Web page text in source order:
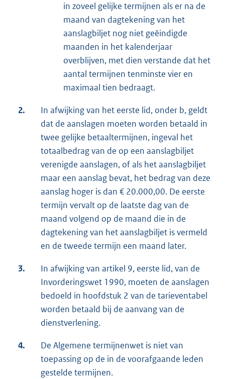
in zoveel gelijke termijnen als er na de
maand van dagtekening van het
aanslagbiljet nog niet geëindigde
maanden in het kalenderjaar
overblijven, met dien verstande dat het
aantal termijnen tenminste vier en
maximaal tien bedraagt.
2.
In afwijking van het eerste lid, onder b, geldt
dat de aanslagen moeten worden betaald in
twee gelijke betaaltermijnen, ingeval het
totaalbedrag van de op een aanslagbiljet
verenigde aanslagen, of als het aanslagbiljet
maar een aanslag bevat, het bedrag van deze
aanslag hoger is dan € 20.000,00. De eerste
termijn vervalt op de laatste dag van de
maand volgend op de maand die in de
dagtekening van het aanslagbiljet is vermeld
en de tweede termijn een maand later.
3.
In afwijking van artikel 9, eerste lid, van de
Invorderingswet 1990, moeten de aanslagen
bedoeld in hoofdstuk 2 van de tarieventabel
worden betaald bij de aanvang van de
dienstverlening.
4.
De Algemene termijnenwet is niet van
toepassing op de in de voorafgaande leden
gestelde termijnen.